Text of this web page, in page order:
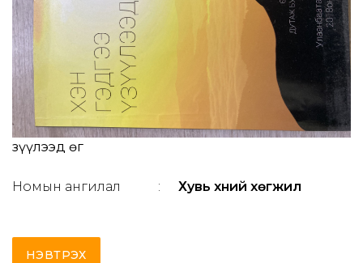
Үзүүлээд өг
Номын ангилал : Хувь хүний хөгжил
НЭВТРЭХ